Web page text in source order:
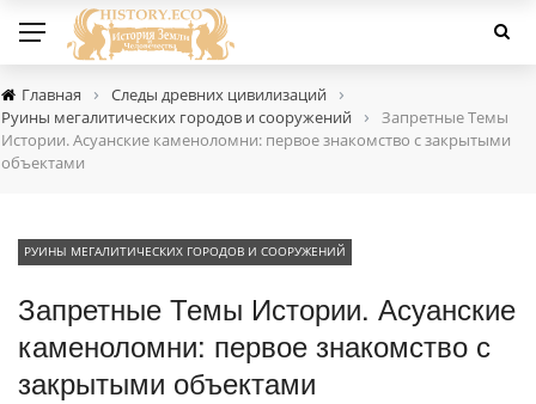
Главная › Следы древних цивилизаций ›
Руины мегалитических городов и сооружений ›
Запретные Темы
Истории. Асуанские каменоломни: первое знакомство с закрытыми
объектами
РУИНЫ МЕГАЛИТИЧЕСКИХ ГОРОДОВ И СООРУЖЕНИЙ
Запретные Темы Истории. Асуанские
каменоломни: первое знакомство с
закрытыми объектами